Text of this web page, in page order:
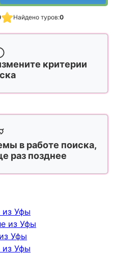
Найдено туров:0
критерии
в работе поиска,
раз позднее
из Уфы
из Уфы
Уфы
из Уфы